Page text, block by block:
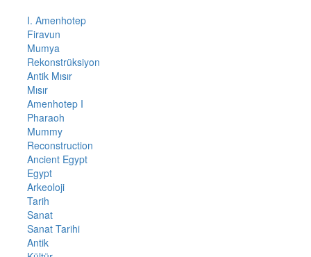
I. Amenhotep
Firavun
Mumya
Rekonstrüksiyon
Antik Mısır
Mısır
Amenhotep I
Pharaoh
Mummy
Reconstruction
Ancient Egypt
Egypt
Arkeoloji
Tarih
Sanat
Sanat Tarihi
Antik